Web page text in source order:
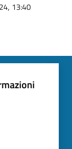
13:40